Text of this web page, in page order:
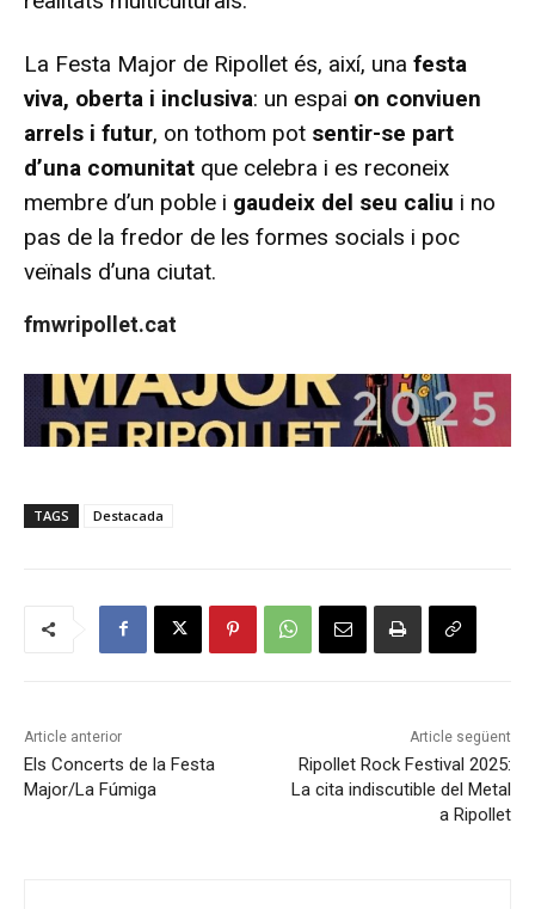
La Festa Major de Ripollet és, així, una festa
viva, oberta i inclusiva: un espai on conviuen
arrels i futur, on tothom pot sentir-se part
d’una comunitat que celebra i es reconeix
membre d’un poble i gaudeix del seu caliu i no
pas de la fredor de les formes socials i poc
veïnals d’una ciutat.
fmwripollet.cat
TAGS Destacada
Article anterior
Els Concerts de la Festa
Major/La Fúmiga
Article següent
Ripollet Rock Festival 2025:
La cita indiscutible del Metal
a Ripollet